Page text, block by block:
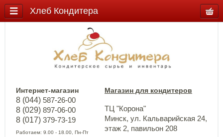
Интернет-магазин
8 (044) 587-26-00
8 (029) 897-06-00
8 (017) 379-73-19
Работаем: 9.00 - 18.00, Пн-Пт
Магазин для кондитеров
ТЦ "Корона"
Минск, ул. Кальварийская 24,
этаж 2, павильон 208
Хлеб Кондитера